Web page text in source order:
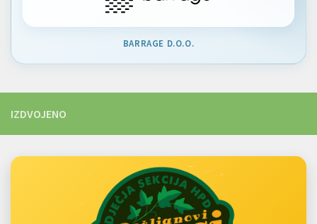
BARRAGE D.O.O.
IZDVOJENO